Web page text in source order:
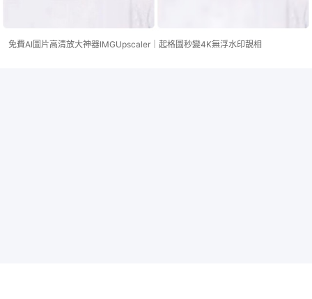
免費AI圖片高清放大神器IMGUpscaler｜起格圖秒變4K無浮水印靚相